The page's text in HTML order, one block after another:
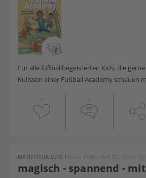
Für alle fußballbegeisterten Kids, die
Kulissen einer Fußball Academy schauen
7 2
magisch - spannend -
BUCHVORSTELLUNG | Harry Potter Und Der Stein